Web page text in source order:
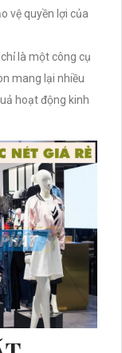
vệ quyền lợi của
là một công cụ
mang lại nhiều
hoạt động kinh